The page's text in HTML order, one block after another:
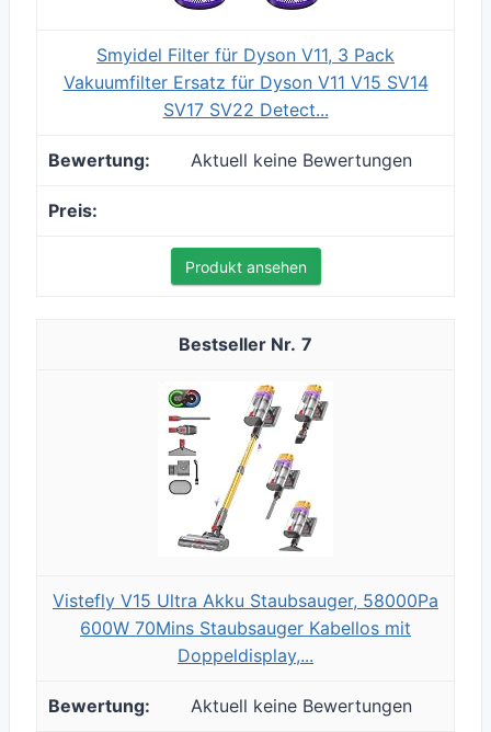
Smyidel Filter für Dyson V11, 3 Pack
Vakuumfilter Ersatz für Dyson V11 V15 SV14
SV17 SV22 Detect...
Aktuell keine Bewertungen
Produkt ansehen
7
Vistefly V15 Ultra Akku Staubsauger, 58000Pa
600W 70Mins Staubsauger Kabellos mit
Doppeldisplay,...
Aktuell keine Bewertungen